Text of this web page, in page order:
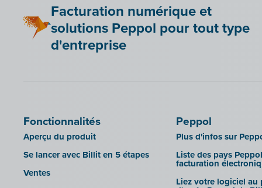
Facturation numérique et
solutions Peppol pour tout type
d'entreprise
Fonctionnalités
Aperçu du produit
Se lancer avec Billit en 5 étapes
Ventes
Peppol
Plus d'infos sur
Liste des pays
facturation
Liez votre logiciel au